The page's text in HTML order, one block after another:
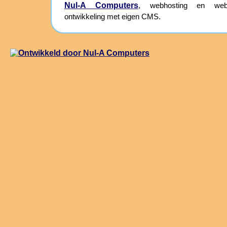
Nul-A Computers, webhosting en
ontwikkeling met eigen CMS.